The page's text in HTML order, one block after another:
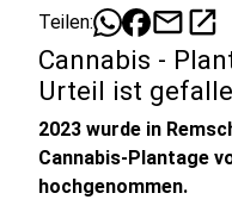
Teilen: mailopen_in_new
Cannabis -
Urteil ist
2023 wurde in
Cannabis-Plantage
hochgenommen.